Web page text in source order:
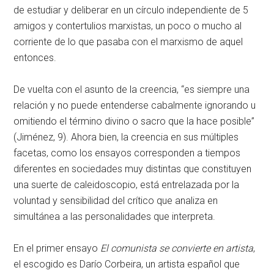
de estudiar y deliberar en un círculo independiente de 5
amigos y contertulios marxistas, un poco o mucho al
corriente de lo que pasaba con el marxismo de aquel
entonces.
De vuelta con el asunto de la creencia, “es siempre una
relación y no puede entenderse cabalmente ignorando u
omitiendo el término divino o sacro que la hace posible”
(Jiménez, 9). Ahora bien, la creencia en sus múltiples
facetas, como los ensayos corresponden a tiempos
diferentes en sociedades muy distintas que constituyen
una suerte de caleidoscopio, está entrelazada por la
voluntad y sensibilidad del crítico que analiza en
simultánea a las personalidades que interpreta.
En el primer ensayo El comunista se convierte en artista,
el escogido es Darío Corbeira, un artista español que